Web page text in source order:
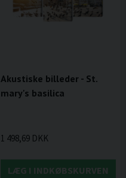
Akustiske billeder - St.
mary's basilica
1 498,69 DKK
LÆG I INDKØBSKURVEN